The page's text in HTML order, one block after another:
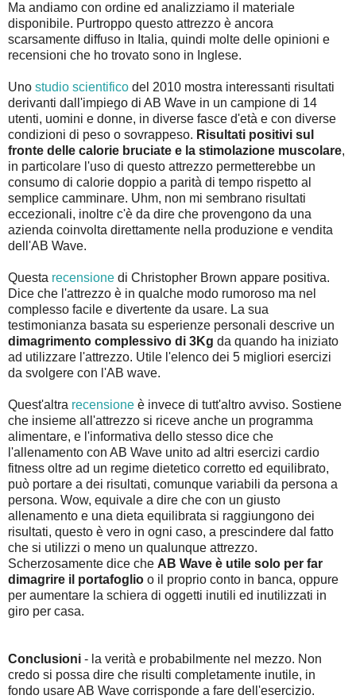
Ma andiamo con ordine ed analizziamo il materiale
disponibile. Purtroppo questo attrezzo è ancora
scarsamente diffuso in Italia, quindi molte delle opinioni e
recensioni che ho trovato sono in Inglese.
Uno studio scientifico del 2010 mostra interessanti risultati
derivanti dall'impiego di AB Wave in un campione di 14
utenti, uomini e donne, in diverse fasce d'età e con diverse
condizioni di peso o sovrappeso. Risultati positivi sul
fronte delle calorie bruciate e la stimolazione muscolare,
in particolare l'uso di questo attrezzo permetterebbe un
consumo di calorie doppio a parità di tempo rispetto al
semplice camminare. Uhm, non mi sembrano risultati
eccezionali, inoltre c'è da dire che provengono da una
azienda coinvolta direttamente nella produzione e vendita
dell'AB Wave.
Questa recensione di Christopher Brown appare positiva.
Dice che l'attrezzo è in qualche modo rumoroso ma nel
complesso facile e divertente da usare. La sua
testimonianza basata su esperienze personali descrive un
dimagrimento complessivo di 3Kg da quando ha iniziato
ad utilizzare l'attrezzo. Utile l'elenco dei 5 migliori esercizi
da svolgere con l'AB wave.
Quest'altra recensione è invece di tutt'altro avviso. Sostiene
che insieme all'attrezzo si riceve anche un programma
alimentare, e l'informativa dello stesso dice che
l'allenamento con AB Wave unito ad altri esercizi cardio
fitness oltre ad un regime dietetico corretto ed equilibrato,
può portare a dei risultati, comunque variabili da persona a
persona. Wow, equivale a dire che con un giusto
allenamento e una dieta equilibrata si raggiungono dei
risultati, questo è vero in ogni caso, a prescindere dal fatto
che si utilizzi o meno un qualunque attrezzo.
Scherzosamente dice che AB Wave è utile solo per far
dimagrire il portafoglio o il proprio conto in banca, oppure
per aumentare la schiera di oggetti inutili ed inutilizzati in
giro per casa.
Conclusioni - la verità e probabilmente nel mezzo. Non
credo si possa dire che risulti completamente inutile, in
fondo usare AB Wave corrisponde a fare dell'esercizio.